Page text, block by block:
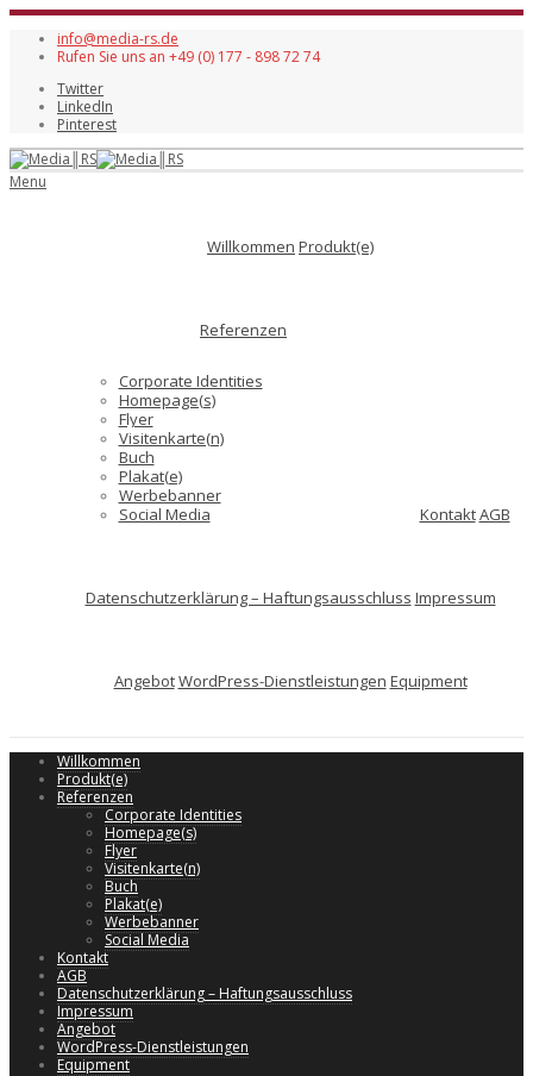
info@media-rs.de
Rufen Sie uns an +49 (0) 177 - 898 72 74
Twitter
LinkedIn
Pinterest
Menu
Willkommen Produkt(e)
Referenzen
Corporate Identities
Homepage(s)
Flyer
Visitenkarte(n)
Buch
Plakat(e)
Werbebanner
Social Media
KontaktAGB
Datenschutzerklärung – Haftungsausschluss Impressum
AngebotWordPress-Dienstleistungen Equipment
Willkommen
Produkt(e)
Referenzen
Corporate Identities
Homepage(s)
Flyer
Visitenkarte(n)
Buch
Plakat(e)
Werbebanner
Social Media
Kontakt
AGB
Datenschutzerklärung – Haftungsausschluss
Impressum
Angebot
WordPress-Dienstleistungen
Equipment